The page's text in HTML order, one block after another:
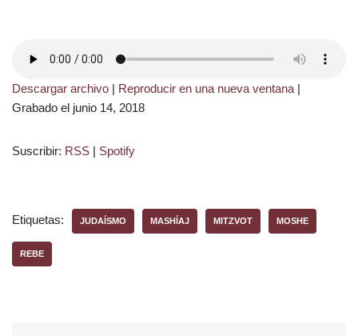
Descargar archivo | Reproducir en una nueva ventana |
Grabado el junio 14, 2018
Suscribir: RSS | Spotify
Etiquetas: JUDAÍSMO MASHÍAJ MITZVOT MOSHE
REBE